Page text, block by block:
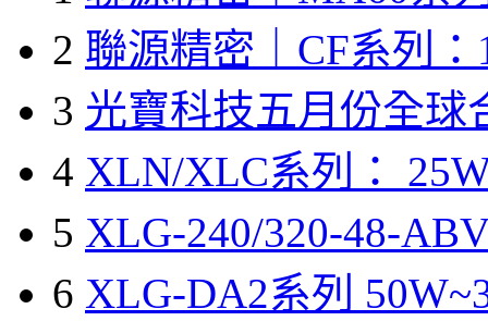
2 聯源精密｜CF系列：
3 光寶科技五月份全球
4 XLN/XLC系列：
5 XLG-240/320-48-
6 XLG-DA2系列